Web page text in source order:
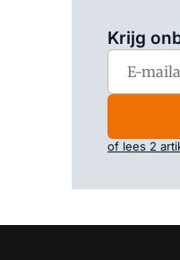
Krijg
of lees 2